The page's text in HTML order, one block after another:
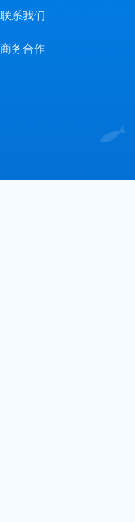
联系我们
商务合作